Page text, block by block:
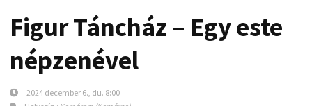
Figur Táncház – Egy este
népzenével
2024 december 6., du. 8:00